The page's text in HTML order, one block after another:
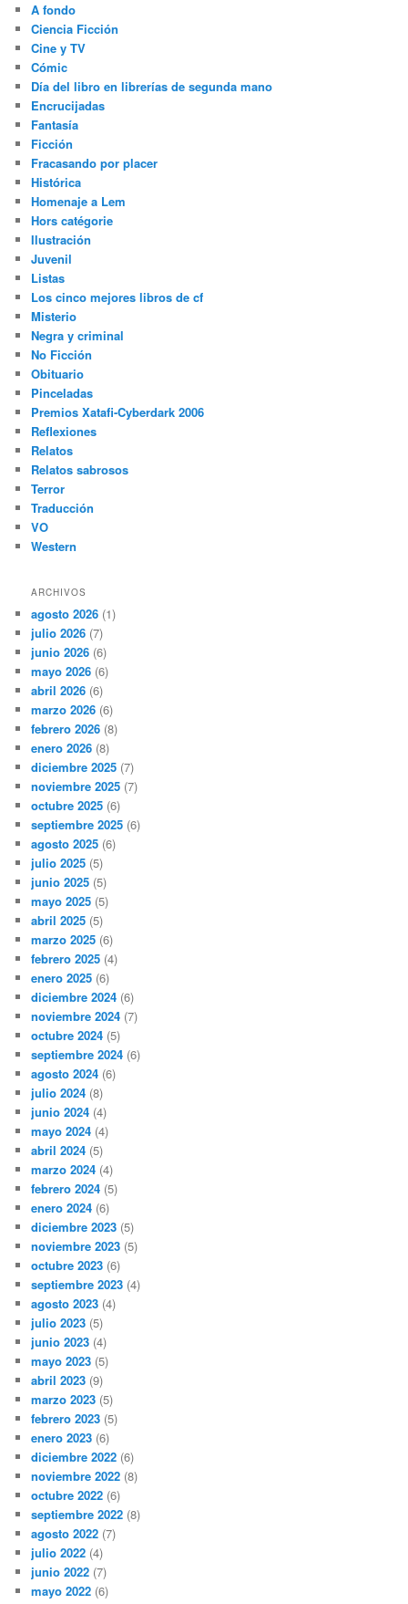
A fondo
Ciencia Ficción
Cine y TV
Cómic
Día del libro en librerías de segunda mano
Encrucijadas
Fantasía
Ficción
Fracasando por placer
Histórica
Homenaje a Lem
Hors catégorie
Ilustración
Juvenil
Listas
Los cinco mejores libros de cf
Misterio
Negra y criminal
No Ficción
Obituario
Pinceladas
Premios Xatafi-Cyberdark 2006
Reflexiones
Relatos
Relatos sabrosos
Terror
Traducción
VO
Western
ARCHIVOS
agosto 2026 (1)
julio 2026 (7)
junio 2026 (6)
mayo 2026 (6)
abril 2026 (6)
marzo 2026 (6)
febrero 2026 (8)
enero 2026 (8)
diciembre 2025 (7)
noviembre 2025 (7)
octubre 2025 (6)
septiembre 2025 (6)
agosto 2025 (6)
julio 2025 (5)
junio 2025 (5)
mayo 2025 (5)
abril 2025 (5)
marzo 2025 (6)
febrero 2025 (4)
enero 2025 (6)
diciembre 2024 (6)
noviembre 2024 (7)
octubre 2024 (5)
septiembre 2024 (6)
agosto 2024 (6)
julio 2024 (8)
junio 2024 (4)
mayo 2024 (4)
abril 2024 (5)
marzo 2024 (4)
febrero 2024 (5)
enero 2024 (6)
diciembre 2023 (5)
noviembre 2023 (5)
octubre 2023 (6)
septiembre 2023 (4)
agosto 2023 (4)
julio 2023 (5)
junio 2023 (4)
mayo 2023 (5)
abril 2023 (9)
marzo 2023 (5)
febrero 2023 (5)
enero 2023 (6)
diciembre 2022 (6)
noviembre 2022 (8)
octubre 2022 (6)
septiembre 2022 (8)
agosto 2022 (7)
julio 2022 (4)
junio 2022 (7)
mayo 2022 (6)